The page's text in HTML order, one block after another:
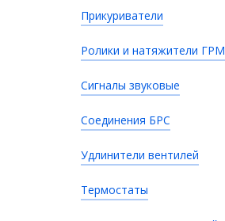
Прикуриватели
Ролики и натяжители ГРМ
Сигналы звуковые
Соединения БРС
Удлинители вентилей
Термостаты